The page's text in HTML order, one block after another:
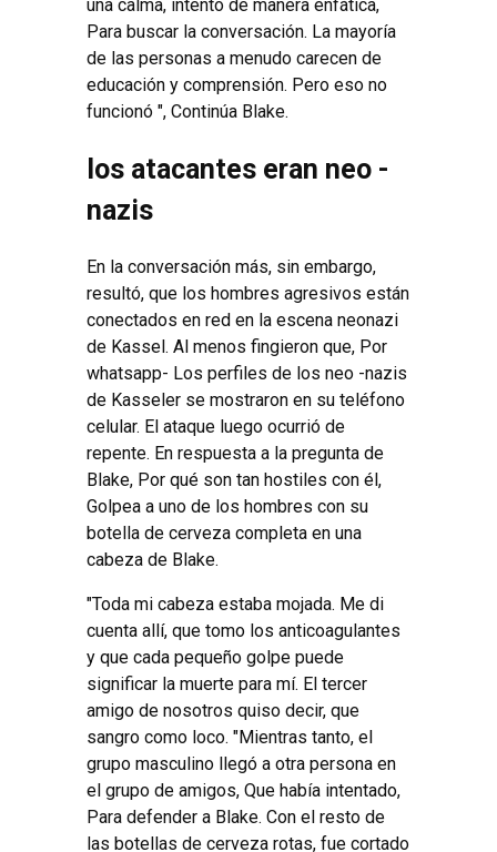
una calma, intento de manera enfática,
Para buscar la conversación. La mayoría
de las personas a menudo carecen de
educación y comprensión. Pero eso no
funcionó ", Continúa Blake.
los atacantes eran neo -
nazis
En la conversación más, sin embargo,
resultó, que los hombres agresivos están
conectados en red en la escena neonazi
de Kassel. Al menos fingieron que, Por
whatsapp- Los perfiles de los neo -nazis
de Kasseler se mostraron en su teléfono
celular. El ataque luego ocurrió de
repente. En respuesta a la pregunta de
Blake, Por qué son tan hostiles con él,
Golpea a uno de los hombres con su
botella de cerveza completa en una
cabeza de Blake.
"Toda mi cabeza estaba mojada. Me di
cuenta allí, que tomo los anticoagulantes
y que cada pequeño golpe puede
significar la muerte para mí. El tercer
amigo de nosotros quiso decir, que
sangro como loco. "Mientras tanto, el
grupo masculino llegó a otra persona en
el grupo de amigos, Que había intentado,
Para defender a Blake. Con el resto de
las botellas de cerveza rotas, fue cortado